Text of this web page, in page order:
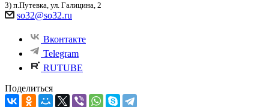
3) п.Путевка, ул. Галицина, 2
so32@so32.ru
Вконтакте
Telegram
RUTUBE
Поделиться